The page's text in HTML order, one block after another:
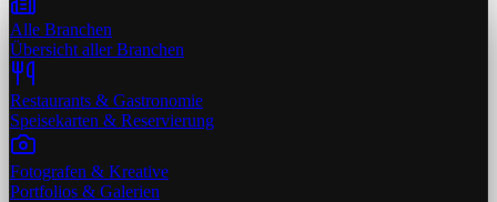
Alle Branchen
Übersicht aller Branchen
Restaurants & Gastronomie
Speisekarten & Reservierung
Fotografen & Kreative
Portfolios & Galerien